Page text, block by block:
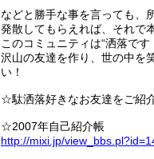
などと勝手な事を言っても、
発散してもらえれば、それで
このコミュニティは“洒落です
沢山の友達を作り、世の中を
い！
☆駄洒落好きなお友達をご紹
☆2007年自己紹介帳
http://mixi.jp/view_bbs.pl?i